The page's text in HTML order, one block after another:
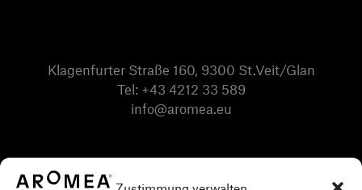
Klagenfurter Straße 160, 9300 St.Veit/Glan
Tel: +43 4212 33 589
info@aromea.eu